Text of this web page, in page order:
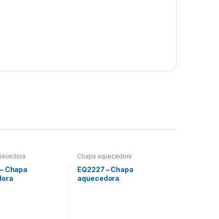
Chapa
Chapa aquecedora
EQ2227 – Chapa
aquecedora